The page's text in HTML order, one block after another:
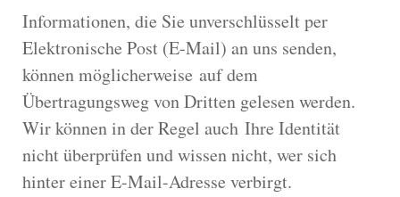
Informationen, die Sie unverschlüsselt per
Elektronische Post (E-Mail) an uns senden,
können möglicherweise auf dem
Übertragungsweg von Dritten gelesen werden.
Wir können in der Regel auch Ihre Identität
nicht überprüfen und wissen nicht, wer sich
hinter einer E-Mail-Adresse verbirgt.